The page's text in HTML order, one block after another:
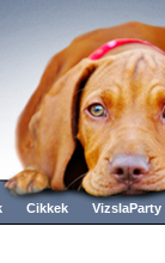
Cikkek VizslaParty